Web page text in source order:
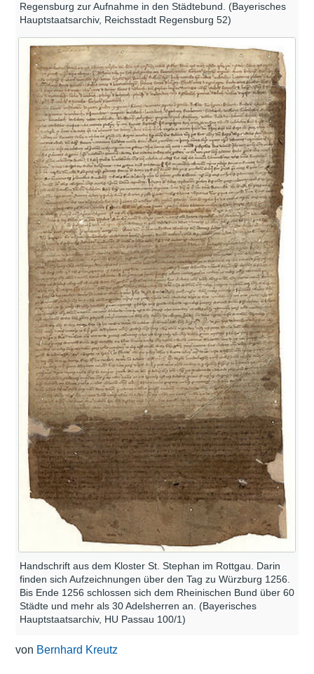
Regensburg zur Aufnahme in den Städtebund. (Bayerisches
Hauptstaatsarchiv, Reichsstadt Regensburg 52)
Handschrift aus dem Kloster St. Stephan im Rottgau. Darin
finden sich Aufzeichnungen über den Tag zu Würzburg 1256.
Bis Ende 1256 schlossen sich dem Rheinischen Bund über 60
Städte und mehr als 30 Adelsherren an. (Bayerisches
Hauptstaatsarchiv, HU Passau 100/1)
von Bernhard Kreutz